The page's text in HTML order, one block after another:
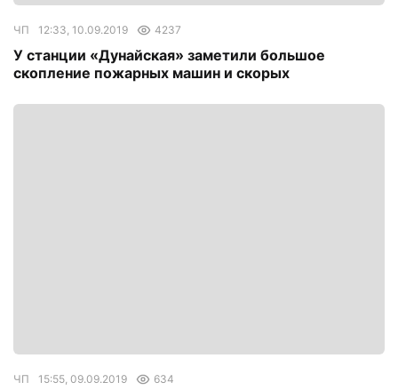
ЧП 12:33, 10.09.2019 4237
У станции «Дунайская» заметили большое
скопление пожарных машин и скорых
ЧП 15:55, 09.09.2019 634